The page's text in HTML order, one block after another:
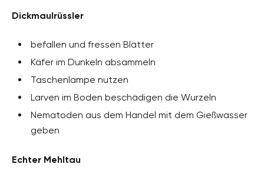
Dickmaulrüssler
befallen und fressen Blätter
Käfer im Dunkeln absammeln
Taschenlampe nutzen
Larven im Boden beschädigen die Wurzeln
Nematoden aus dem Handel mit dem Gießwasser
geben
Echter Mehltau